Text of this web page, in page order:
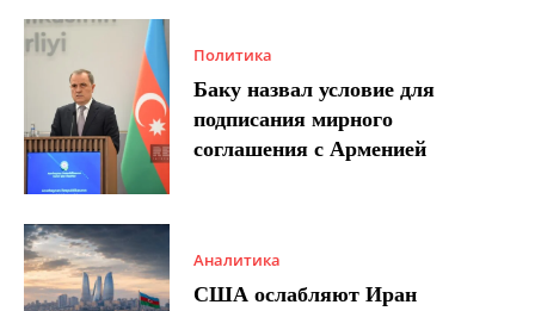
Политика
Баку назвал условие для
подписания мирного
соглашения с Арменией
Аналитика
США ослабляют Иран